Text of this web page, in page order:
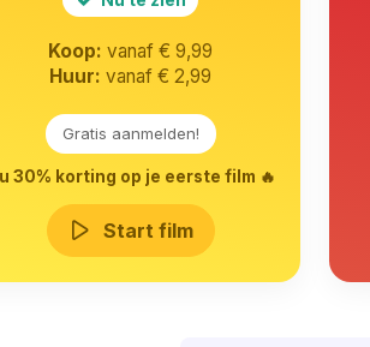
Koop: vanaf € 9,99
Huur: vanaf € 2,99
Gratis aanmelden!
30% korting op je eerste film 🔥
Start film